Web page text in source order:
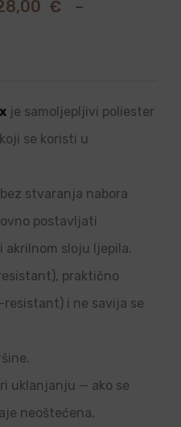
€
–
je samoljepljivi poliester
se koristi u
stvaranja nabora
postavljati
sloju ljepila.
praktično
i ne savija se
uklanjanju — ako se
neoštećena.